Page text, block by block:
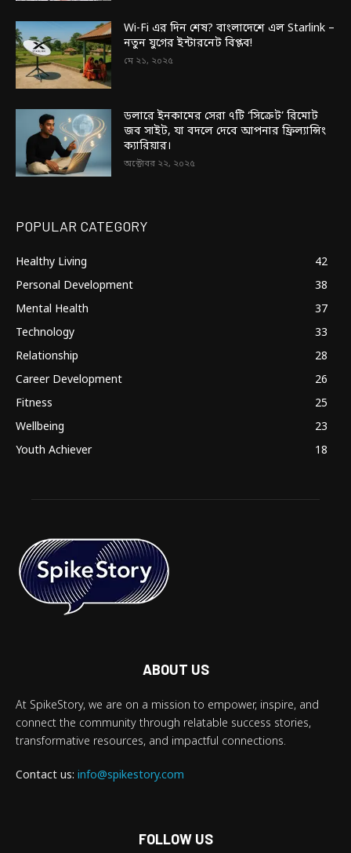
Wi-Fi এর দিন শেষ? বাংলাদেশে এল Starlink –
নতুন যুগের ইন্টারনেট বিপ্লব!
মে ২১, ২০২৫
ডলারে ইনকামের সেরা ৭টি ‘সিক্রেট’ রিমোট
জব সাইট, যা বদলে দেবে আপনার ফ্রিল্যান্সিং
ক্যারিয়ার।
অক্টোবর ২২, ২০২৫
POPULAR CATEGORY
Healthy Living
42
Personal Development
38
Mental Health
37
Technology
33
Relationship
28
Career Development
26
Fitness
25
Wellbeing
23
Youth Achiever
18
ABOUT US
At SpikeStory, we are on a mission to empower, inspire, and
connect the community through relatable success stories,
transformative resources, and impactful connections.
Contact us: info@spikestory.com
FOLLOW US